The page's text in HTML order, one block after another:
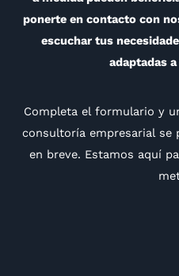
ponerte en contacto con
escuchar tus
adaptadas
Completa el formulario y
consultoría empresarial se
en breve. Estamos aquí